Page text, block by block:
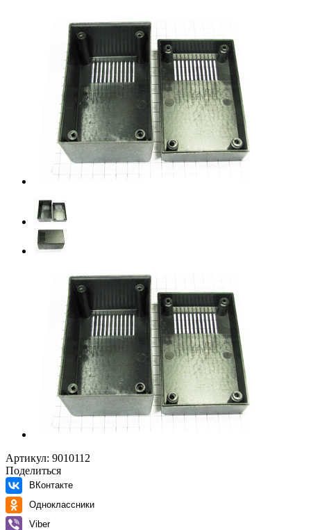
Артикул: 9010112
Поделиться
ВКонтакте
Одноклассники
Viber